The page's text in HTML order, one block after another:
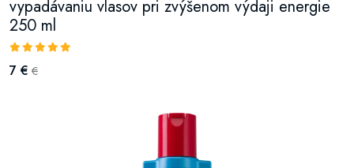
vypadávaniu vlasov pri zvýšenom výdaji energie
250 ml
7 € €